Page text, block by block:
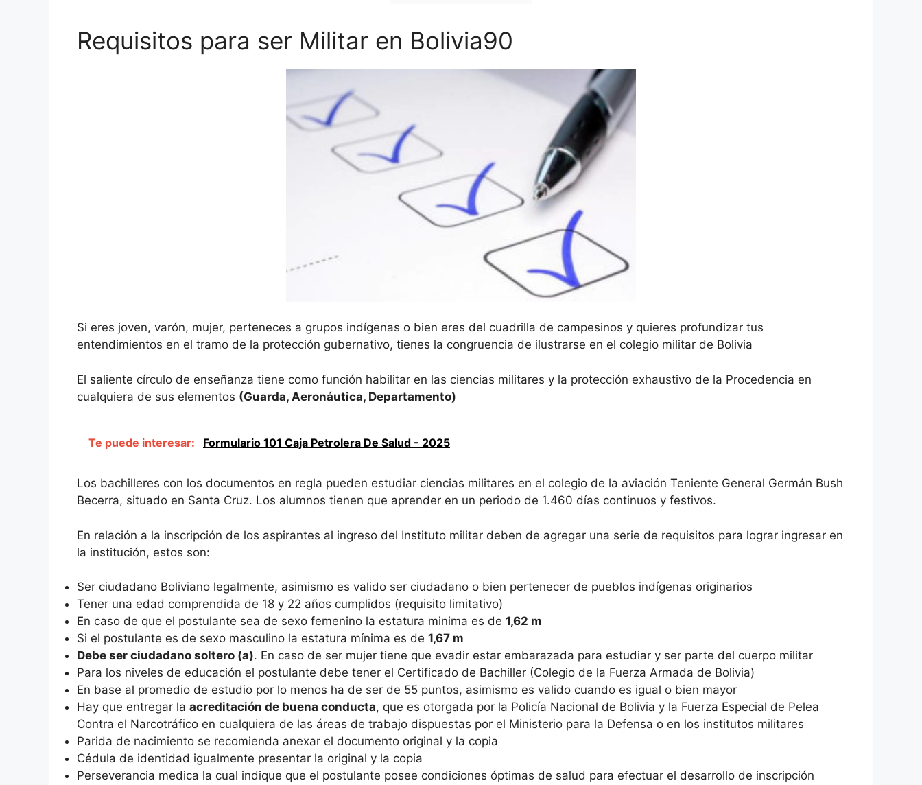
Requisitos para ser Militar en Bolivia90
Si eres joven, varón, mujer, perteneces a grupos indígenas o bien eres del cuadrilla de campesinos y quieres profundizar tus
entendimientos en el tramo de la protección gubernativo, tienes la congruencia de ilustrarse en el colegio militar de Bolivia
El saliente círculo de enseñanza tiene como función habilitar en las ciencias militares y la protección exhaustivo de la Procedencia en
cualquiera de sus elementos (Guarda, Aeronáutica, Departamento)
Te puede interesar: Formulario 101 Caja Petrolera De Salud - 2025
Los bachilleres con los documentos en regla pueden estudiar ciencias militares en el colegio de la aviación Teniente General Germán Bush
Becerra, situado en Santa Cruz. Los alumnos tienen que aprender en un periodo de 1.460 días continuos y festivos.
En relación a la inscripción de los aspirantes al ingreso del Instituto militar deben de agregar una serie de requisitos para lograr ingresar en
la institución, estos son:
Ser ciudadano Boliviano legalmente, asimismo es valido ser ciudadano o bien pertenecer de pueblos indígenas originarios
Tener una edad comprendida de 18 y 22 años cumplidos (requisito limitativo)
En caso de que el postulante sea de sexo femenino la estatura minima es de 1,62 m
Si el postulante es de sexo masculino la estatura mínima es de 1,67 m
Debe ser ciudadano soltero (a). En caso de ser mujer tiene que evadir estar embarazada para estudiar y ser parte del cuerpo militar
Para los niveles de educación el postulante debe tener el Certificado de Bachiller (Colegio de la Fuerza Armada de Bolivia)
En base al promedio de estudio por lo menos ha de ser de 55 puntos, asimismo es valido cuando es igual o bien mayor
Hay que entregar la acreditación de buena conducta, que es otorgada por la Policía Nacional de Bolivia y la Fuerza Especial de Pelea
Contra el Narcotráfico en cualquiera de las áreas de trabajo dispuestas por el Ministerio para la Defensa o en los institutos militares
Parida de nacimiento se recomienda anexar el documento original y la copia
Cédula de identidad igualmente presentar la original y la copia
Perseverancia medica la cual indique que el postulante posee condiciones óptimas de salud para efectuar el desarrollo de inscripción